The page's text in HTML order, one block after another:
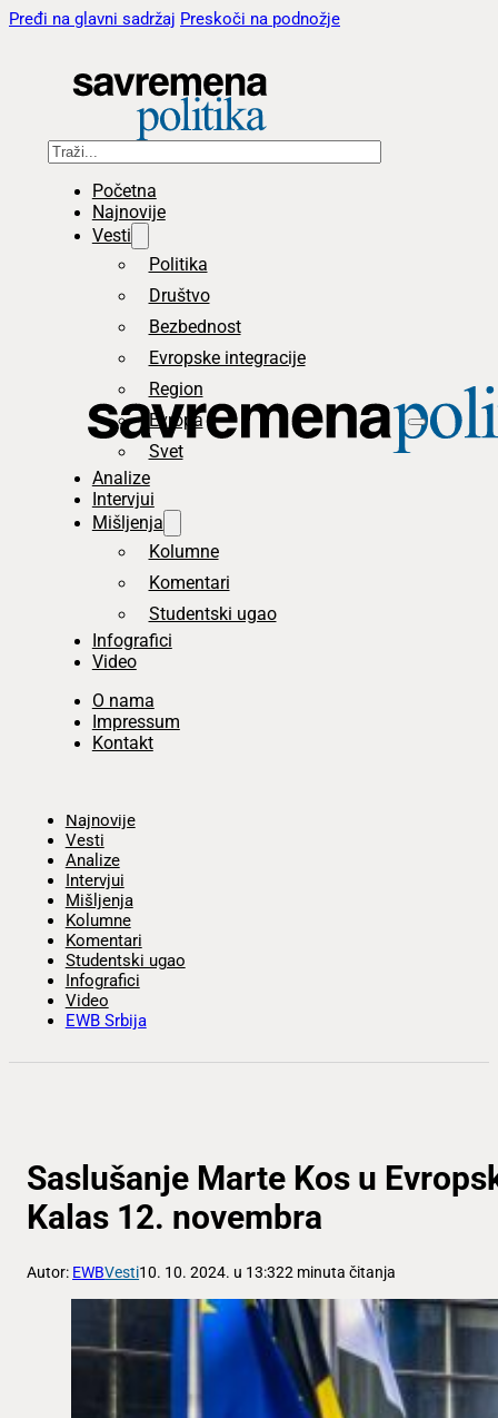
Pređi na glavni sadržaj Preskoči na podnožje
Pretraga
Početna
Najnovije
Vesti
Politika
Društvo
Bezbednost
Evropske integracije
Region
Evropa
Svet
Analize
Intervjui
Mišljenja
Kolumne
Komentari
Studentski ugao
Infografici
Video
O nama
Impressum
Kontakt
Najnovije
Vesti
Analize
Intervjui
Mišljenja
Kolumne
Komentari
Studentski ugao
Infografici
Video
EWB Srbija
Saslušanje Marte Kos u
Kalas 12. novembra
Autor: EWBVesti10. 10. 2024. u 13:322 minuta čitanja